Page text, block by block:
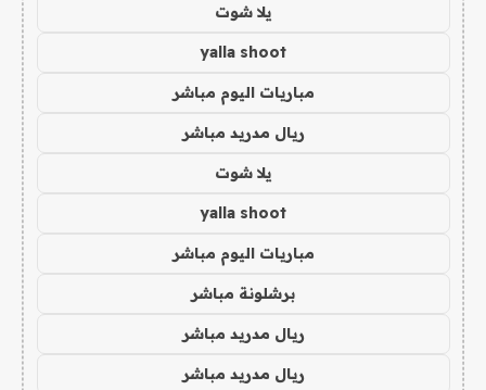
يلا شوت
yalla shoot
مباريات اليوم مباشر
ريال مدريد مباشر
يلا شوت
yalla shoot
مباريات اليوم مباشر
برشلونة مباشر
ريال مدريد مباشر
ريال مدريد مباشر